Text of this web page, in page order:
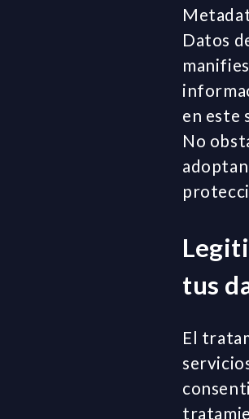
Datos
en este
No
tus
El